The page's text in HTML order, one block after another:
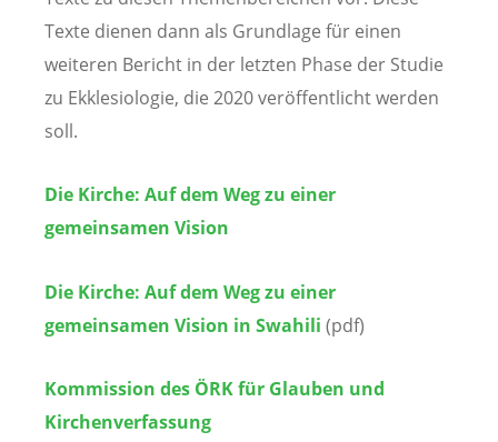
Texte dienen dann als Grundlage für einen
weiteren Bericht in der letzten Phase der Studie
zu Ekklesiologie, die 2020 veröffentlicht werden
soll.
Die Kirche: Auf dem Weg zu einer
gemeinsamen Vision
Die Kirche: Auf dem Weg zu einer
gemeinsamen Vision in Swahili (pdf)
Kommission des ÖRK für Glauben und
Kirchenverfassung